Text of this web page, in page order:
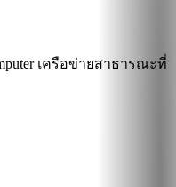
เครือข่ายสาธารณะที่